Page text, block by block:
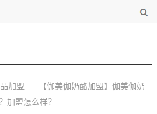
加盟
【伽美伽奶酪加盟】伽美伽奶
加盟怎么样？